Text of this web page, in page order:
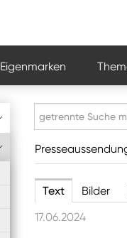
Eigenmarken
Text Bilder
17.06.2024